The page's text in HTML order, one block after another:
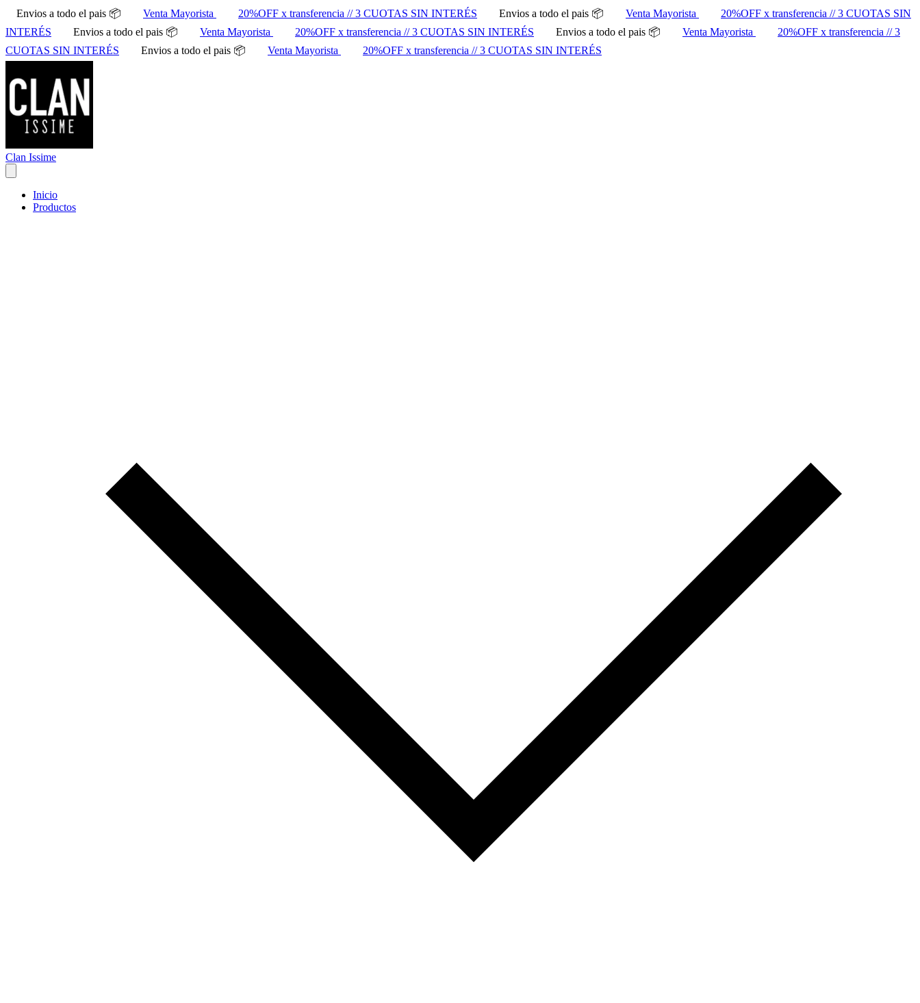
Envios a todo el pais 📦 Venta Mayorista 20%OFF x transferencia // 3 CUOTAS SIN INTERÉS Envios a todo el pais 📦 Venta Mayorista
20%OFF x transferencia // 3 CUOTAS SIN
INTERÉS
Envios a todo el pais 📦 Venta Mayorista 20%OFF x transferencia // 3 CUOTAS SIN INTERÉS Envios a todo el pais 📦 Venta Mayorista
20%OFF x transferencia // 3
CUOTAS SIN INTERÉS
Envios a todo el pais 📦 Venta Mayorista 20%OFF x transferencia // 3 CUOTAS SIN INTERÉS
Clan Issime
Inicio
Productos